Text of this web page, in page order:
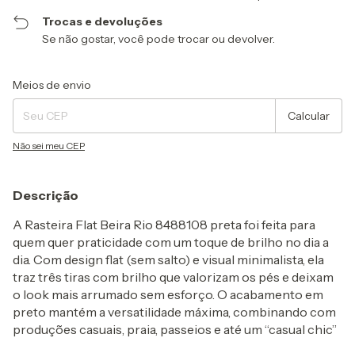
Trocas e devoluções
Se não gostar, você pode trocar ou devolver.
Entregas para o CEP:
Meios de envio
Calcular
Não sei meu CEP
Descrição
A Rasteira Flat Beira Rio 8488108 pretafoi feita para
quem quer praticidade com um toque de brilho no dia a
dia. Com design flat (sem salto) e visual minimalista, ela
traz três tiras com brilho que valorizam os pés e deixam
o look mais arrumado sem esforço. O acabamento em
preto mantém a versatilidade máxima, combinando com
produções casuais, praia, passeios e até um “casual chic”